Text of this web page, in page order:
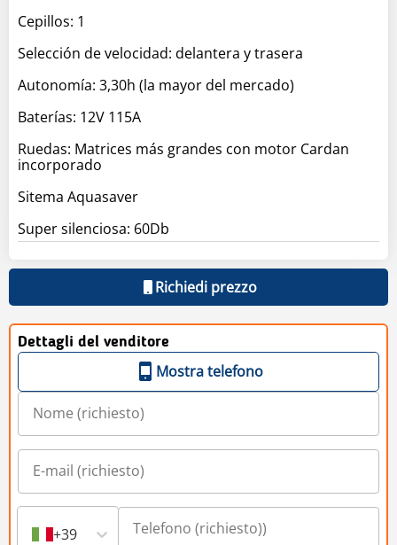
Cepillos: 1
Selección de velocidad: delantera y trasera
Autonomía: 3,30h (la mayor del mercado)
Baterías: 12V 115A
Ruedas: Matrices más grandes con motor Cardan
incorporado
Sitema Aquasaver
Super silenciosa: 60Db
Richiedi prezzo
Dettagli del venditore
Mostra telefono
+39